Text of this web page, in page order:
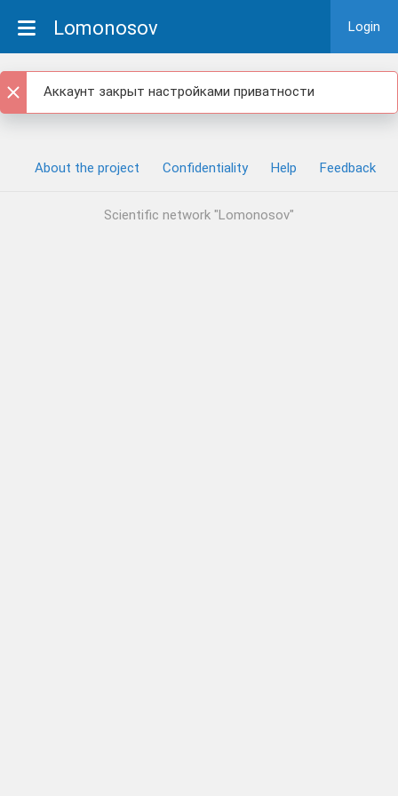
Lomonosov Login
Аккаунт закрыт настройками приватности
About the project Confidentiality Help Feedback
Scientific network "Lomonosov"